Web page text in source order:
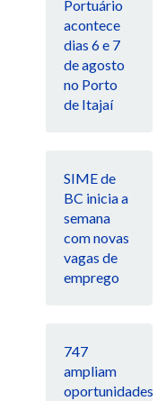
Portuário
acontece
dias 6 e 7
de agosto
no Porto
de Itajaí
SIME de
BC inicia a
semana
com novas
vagas de
emprego
747
ampliam
oportunidades